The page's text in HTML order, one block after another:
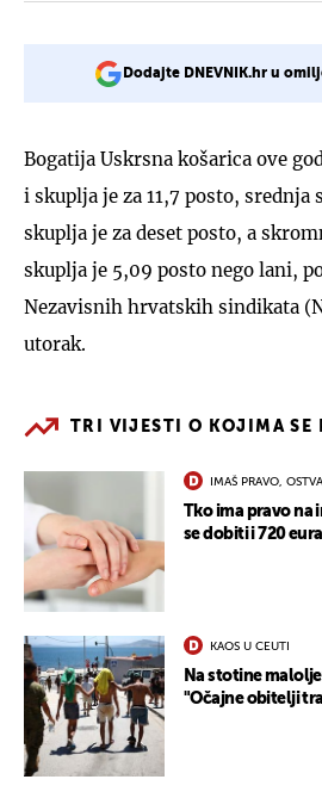
Dodajte DNEVNIK.hr u
Bogatija Uskrsna košarica ove
i skuplja je za 11,7 posto, srednja
skuplja je za deset posto, a
skuplja je 5,09 posto nego lani,
Nezavisnih hrvatskih sindikata
utorak.
TRI VIJESTI O KOJIMA SE
IMAŠ PRAVO,
Tko ima pravo na
se dobiti i 720 eura
KAOS U CEUTI
Na stotine
"Očajne obitelji